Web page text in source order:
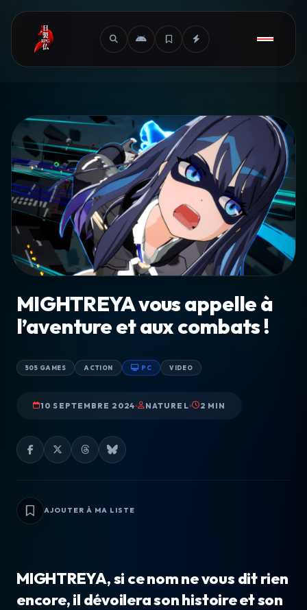
MIGHTREYA vous appelle à
l’aventure et aux combats !
505 GAMES ACTION PC VIDEO
10 SEPTEMBRE 2024 NATUREL 2 MIN
AJOUTER À MA LISTE
MIGHTREYA, si ce nom ne vous dit rien
encore, il dévoilera son histoire et son